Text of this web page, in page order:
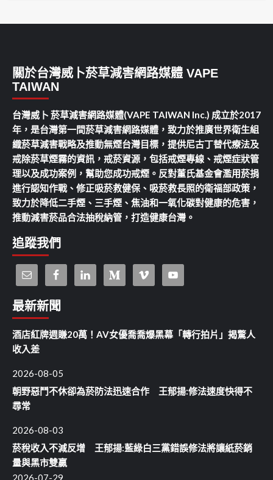
關於台灣威卜菸草減害網路媒體 VAPE
TAIWAN
台灣威卜 菸草減害網路媒體(VAPE TAIWAN Inc.) 成立於2017
年，是台灣第一間菸草減害網路媒體，致力於推廣世界衛生組
織菸草減害戰略及推動無煙台灣目標，提供尼古丁替代療法及
戒除菸草煙霧的資訊，戒菸資源，包括戒煙專線、戒煙症狀管
理以及成功案例，幫助您成功戒煙。反對董氏基金會濫用菸捐
進行認知作戰、修正吸菸救健保、吸菸救長照的衛福部政策，
致力於降低二手煙、三手煙、焦油和一氧化碳對健康的危害，
推動減害菸品合法抽稅納管，打造健康台灣。
追蹤我們
最新新聞
酒店紅牌週賺20萬！AV女優喬喬爆黑幕「轉行拍片」揭驚人
收入差
2026-08-05
朝野惡鬥不休卻為菸防法迅速合作 王郁揚:修法速度快得不
尋常
2026-08-03
菸稅收入不減反增 王郁揚:藍綠白三黨錯誤修法將讓紙菸銷
量與黑市雙贏
2026-07-29